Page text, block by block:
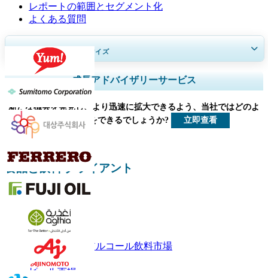
レポートの範囲とセグメント化
よくある質問
時間 の無料カスタマイズ
地域と国のカバレッジを拡大、 セグメント分析、 企業プロフィール、
競合ベンチマーキング、 およびエンドユーザーインサイト。
今すぐカスタマイズ
成長アドバイザリーサービス
新たな機会を発見し、より迅速に拡大できるよう、当社ではどのよ
うなお手伝いをできるでしょうか?
立即查看
食品と飲料 クライアント
関連レポート
大麻ベースのアルコール飲料市場
ワイン市場
ビール市場